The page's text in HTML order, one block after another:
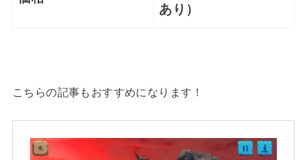
あり）
こちらの記事もおすすめになります！